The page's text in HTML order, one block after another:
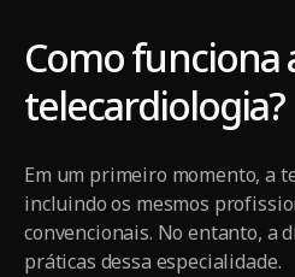
Como funciona
telecardiologia?
Em um primeiro momento, a
incluindo os mesmos
convencionais. No entanto, a
práticas dessa especialidade.